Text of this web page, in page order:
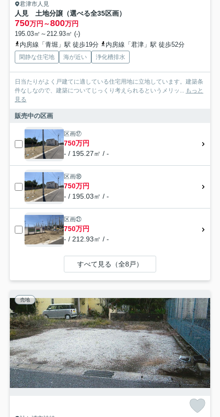
君津市人見
人見 土地分譲（選べる全35区画）
750万円～800万円
195.03㎡～212.93㎡ (-)
内房線「青堀」駅 徒歩19分
内房線「君津」駅 徒歩52分
閑静な住宅地 海が近い 浄化槽排水
日当たりがよく戸建てに適している住宅用地に立地しています。建築条
件なしなので、建築についてじっくり考えられるというメリッ... もっと
見る
販売中の区画
区画⑰
750万円
- / 195.27㎡ / -
区画⑱
750万円
- / 195.03㎡ / -
区画㉑
750万円
- / 212.93㎡ / -
すべて見る（全8戸）
売地